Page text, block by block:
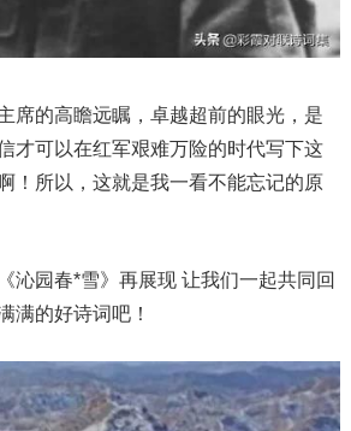
席的高瞻远瞩，卓越超前的眼光，是
才可以在红军艰难万险的时代写下这
！所以，这就是我一看不能忘记的原
沁园春*雪》再展现 让我们一起共同回
满的好诗词吧！